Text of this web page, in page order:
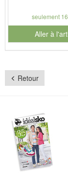
seulement
Aller à
Retour